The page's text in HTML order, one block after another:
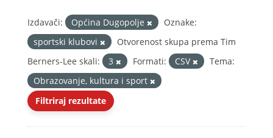
Izdavači: Općina Dugopolje
Oznake:
sportski klubovi
Otvorenost skupa prema Tim
Berners-Lee skali:
3 Formati: CSV
Tema:
Obrazovanje, kultura i sport
Filtriraj rezultate